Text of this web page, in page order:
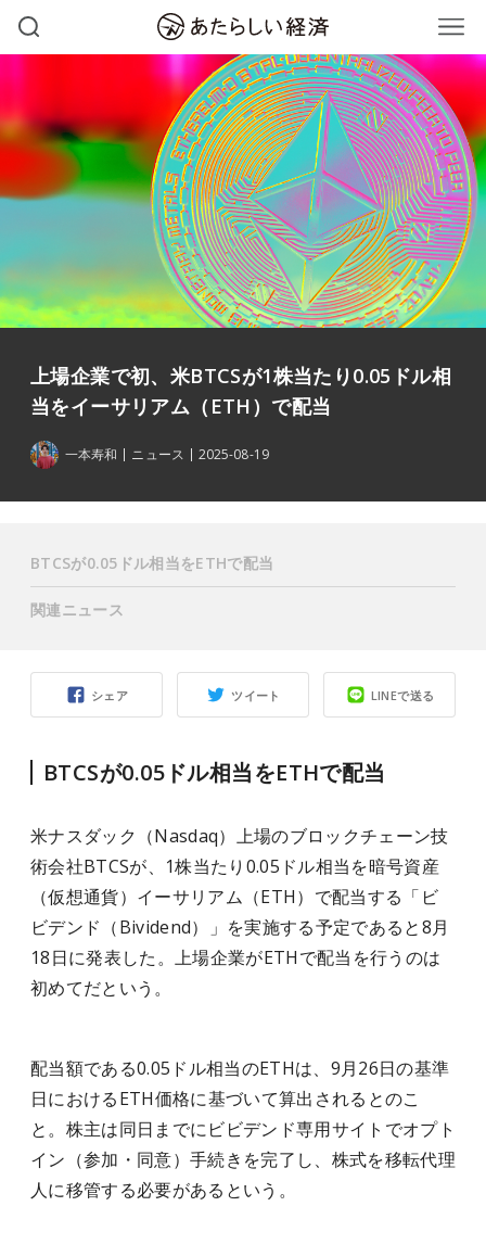
上場企業で初、米BTCSが1株当たり0.05ドル相
当をイーサリアム（ETH）で配当
一本寿和 ニュース 2025-08-19
シェア ツイート LINEで送る
BTCSが0.05ドル相当をETHで配当
米ナスダック（Nasdaq）上場のブロックチェーン技
術会社BTCSが、1株当たり0.05ドル相当を暗号資産
（仮想通貨）イーサリアム（ETH）で配当する「ビ
ビデンド（Bividend）」を実施する予定であると8月
18日に発表した。上場企業がETHで配当を行うのは
初めてだという。
配当額である0.05ドル相当のETHは、9月26日の基準
日におけるETH価格に基づいて算出されるとのこ
と。株主は同日までにビビデンド専用サイトでオプト
イン（参加・同意）手続きを完了し、株式を移転代理
人に移管する必要があるという。
BTCSが0.05ドル相当をETHで配当
関連ニュース